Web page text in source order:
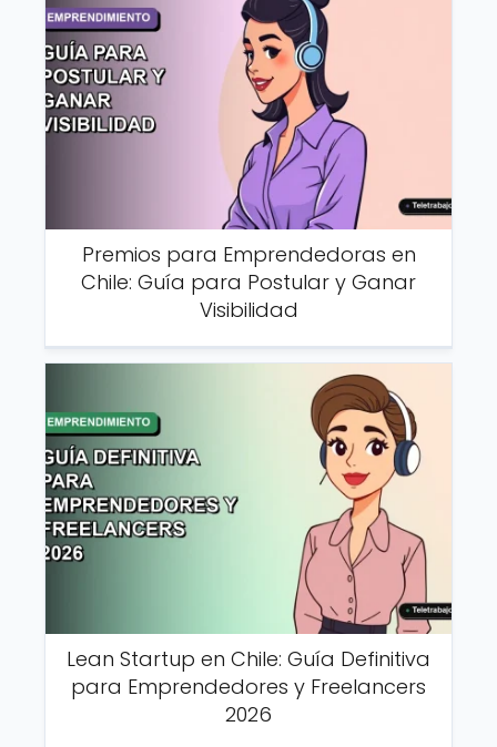
Premios para Emprendedoras en
Chile: Guía para Postular y Ganar
Visibilidad
Lean Startup en Chile: Guía Definitiva
para Emprendedores y Freelancers
2026